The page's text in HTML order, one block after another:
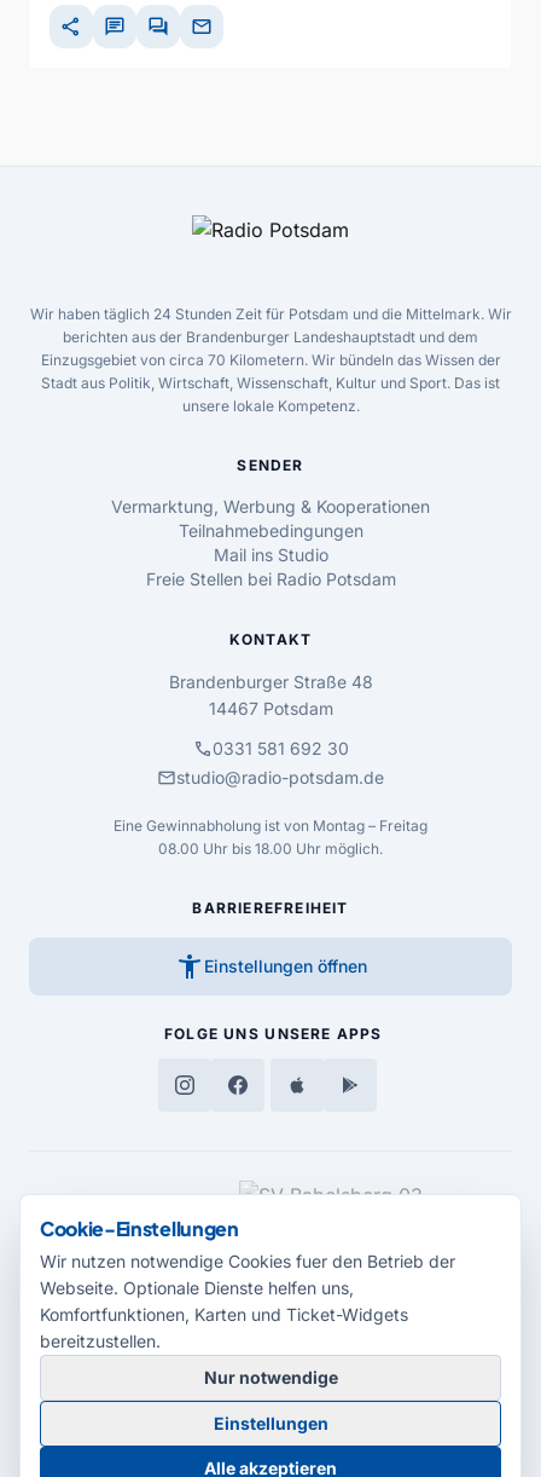
share chat forum mail
Wir haben täglich 24 Stunden Zeit für Potsdam und die Mittelmark. Wir
berichten aus der Brandenburger Landeshauptstadt und dem
Einzugsgebiet von circa 70 Kilometern. Wir bündeln das Wissen der
Stadt aus Politik, Wirtschaft, Wissenschaft, Kultur und Sport. Das ist
unsere lokale Kompetenz.
SENDER
Vermarktung, Werbung & Kooperationen
Teilnahmebedingungen
Mail ins Studio
Freie Stellen bei Radio Potsdam
KONTAKT
Brandenburger Straße 48
14467 Potsdam
call0331 581 692 30
mailstudio@radio-potsdam.de
Eine Gewinnabholung ist von Montag – Freitag
08.00 Uhr bis 18.00 Uhr möglich.
BARRIEREFREIHEIT
accessibility_new Einstellungen öffnen
FOLGE UNS UNSERE APPS
MEDIENPARTNER
© 2026 Radio Potsdam. Webseite entwickelt durch dieMedienagentur
Babelsberg
BarrierefreiheitserklärungAGBDatenschutzImpressum
Cookie-Einstellungen
Wir nutzen notwendige Cookies fuer den Betrieb der
Webseite. Optionale Dienste helfen uns,
Komfortfunktionen, Karten und Ticket-Widgets
bereitzustellen.
Nur notwendige
Einstellungen
Alle akzeptieren